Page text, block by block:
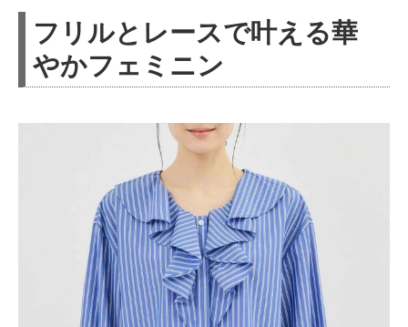
フリルとレースで叶える華
やかフェミニン